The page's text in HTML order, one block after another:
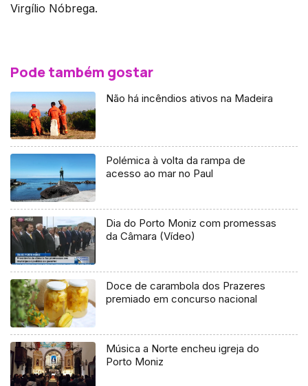
Virgílio Nóbrega.
Pode também gostar
Não há incêndios ativos na Madeira
Polémica à volta da rampa de
acesso ao mar no Paul
Dia do Porto Moniz com promessas
da Câmara (Vídeo)
Doce de carambola dos Prazeres
premiado em concurso nacional
Música a Norte encheu igreja do
Porto Moniz